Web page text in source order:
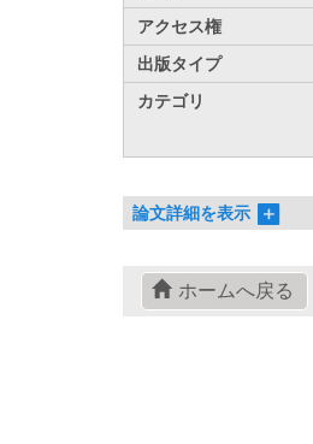
アクセス権
出版タイプ
カテゴリ
論文詳細を表示
ホームへ戻る